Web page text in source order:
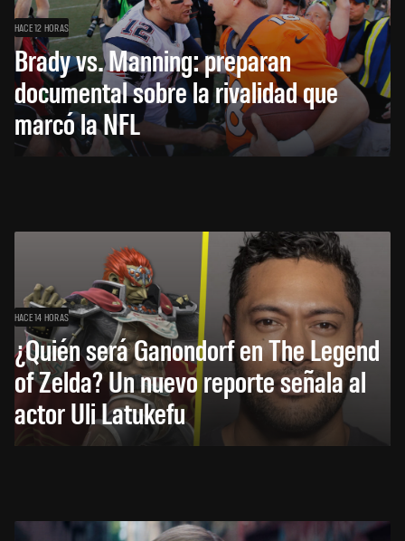
HACE 12 HORAS
Brady vs. Manning: preparan
documental sobre la rivalidad que
marcó la NFL
HACE 14 HORAS
¿Quién será Ganondorf en The Legend
of Zelda? Un nuevo reporte señala al
actor Uli Latukefu